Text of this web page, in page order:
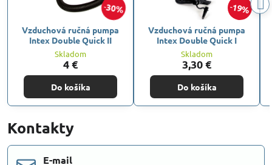
30%
Vzduchová ručná pumpa
Intex Double Quick II
Skladom
4 €
Do košíka
19%
Vzduchová ručná pumpa
Intex Double Quick I
Skladom
3,30 €
Do košíka
Kontakty
E-mail